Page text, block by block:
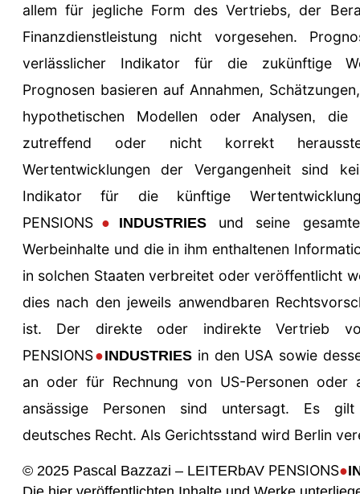
allem für jegliche Form des Vertriebs, der
Finanzdienstleistung nicht vorgesehen.
verlässlicher Indikator für die zukünftige
Prognosen basieren auf Annahmen, Schä
hypothetischen Modellen oder Analysen, die
zutreffend oder nicht korrekt
Wertentwicklungen der Vergangenheit sind
Indikator für die künftige
PENSIONS ● INDUSTRIES und seine
Werbeinhalte und die in ihm enthaltenen
in solchen Staaten verbreitet oder veröffentlicht
dies nach den jeweils anwendbaren
ist. Der direkte oder indirekte Vertrieb
PENSIONS●INDUSTRIES in den USA sowie
an oder für Rechnung von US-Personen oder
ansässige Personen sind untersagt. Es gilt
deutsches Recht. Als Gerichtsstand wird Berlin
© 2025 Pascal Bazzazi – LEITERbAV PENSIONS●